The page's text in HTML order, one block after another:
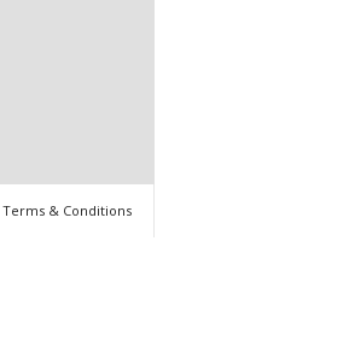
Terms & Conditions